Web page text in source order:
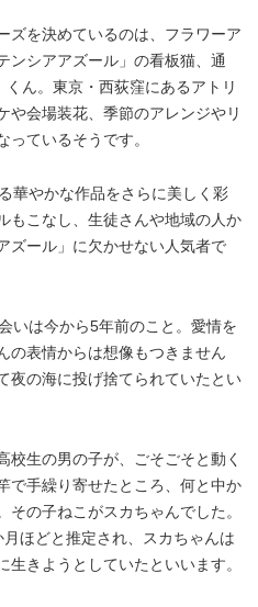
を決めているのは、フラワーア
ンシアアズール」の看板猫、通
くん。東京・西荻窪にあるアトリ
や会場装花、季節のアレンジやリ
っているそうです。
華やかな作品をさらに美しく彩
もこなし、生徒さんや地域の人か
ズール」に欠かせない人気者で
いは今から5年前のこと。愛情を
の表情からは想像もつきません
夜の海に投げ捨てられていたとい
生の男の子が、ごそごそと動く
で手繰り寄せたところ、何と中か
の子ねこがスカちゃんでした。
ほどと推定され、スカちゃんは
生きようとしていたといいます。